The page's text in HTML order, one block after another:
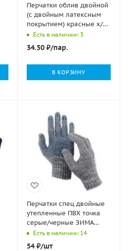
Перчатки облив двойной
(с двойным латексным
покрытием) красные х/б
13кл 10/100
Есть в наличии: 3
34.50₽/пар.
В КОРЗИНУ
Перчатки спец двойные
утепленные ПВХ точка
серые/черные ЗИМА
5/200
Есть в наличии: 14
54₽/шт